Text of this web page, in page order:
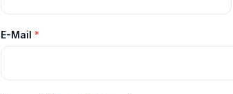
E-Mail *